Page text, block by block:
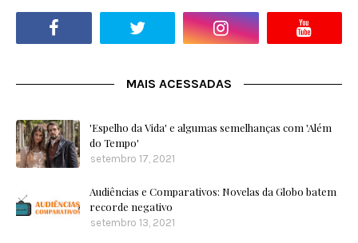
MAIS ACESSADAS
'Espelho da Vida' e algumas semelhanças com 'Além
do Tempo'
setembro 17, 2021
Audiências e Comparativos: Novelas da Globo batem
recorde negativo
setembro 13, 2021